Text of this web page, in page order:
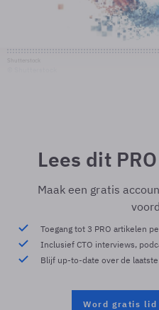
Lees dit
Maak een gratis
Toegang tot 3 PRO artikelen
Inclusief CTO interviews,
Blijf up-to-date over de
Word gratis lid